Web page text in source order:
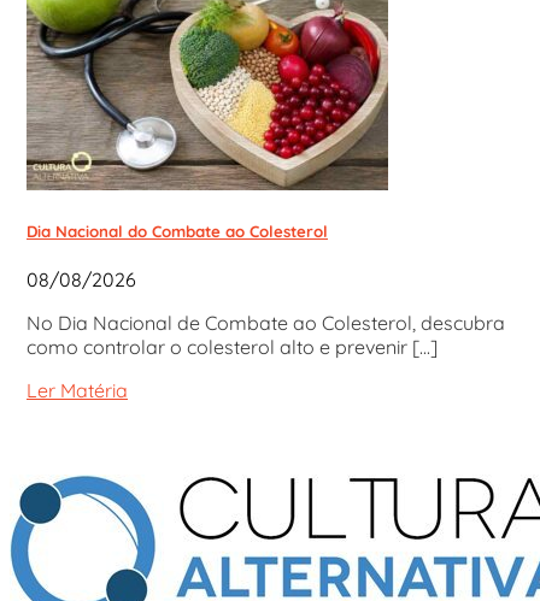
Dia Nacional do Combate ao Colesterol
08/08/2026
No Dia Nacional de Combate ao Colesterol, descubra
como controlar o colesterol alto e prevenir [...]
Ler Matéria